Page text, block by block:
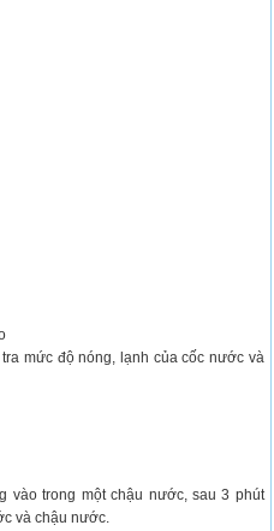
mức độ nóng, lạnh của cốc nước và
vào trong một chậu nước, sau 3 phút
và chậu nước.